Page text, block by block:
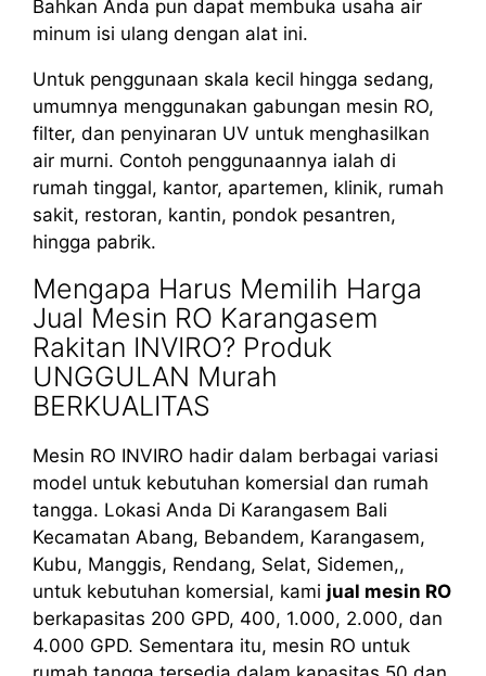
Bahkan Anda pun dapat membuka usaha air
minum isi ulang dengan alat ini.
Untuk penggunaan skala kecil hingga sedang,
umumnya menggunakan gabungan mesin RO,
filter, dan penyinaran UV untuk menghasilkan
air murni. Contoh penggunaannya ialah di
rumah tinggal, kantor, apartemen, klinik, rumah
sakit, restoran, kantin, pondok pesantren,
hingga pabrik.
Mengapa Harus Memilih Harga
Jual Mesin RO Karangasem
Rakitan INVIRO? Produk
UNGGULAN Murah
BERKUALITAS
Mesin RO INVIRO hadir dalam berbagai variasi
model untuk kebutuhan komersial dan rumah
tangga. Lokasi Anda Di Karangasem Bali
Kecamatan Abang, Bebandem, Karangasem,
Kubu, Manggis, Rendang, Selat, Sidemen,,
untuk kebutuhan komersial, kami jual mesin RO
berkapasitas 200 GPD, 400, 1.000, 2.000, dan
4.000 GPD. Sementara itu, mesin RO untuk